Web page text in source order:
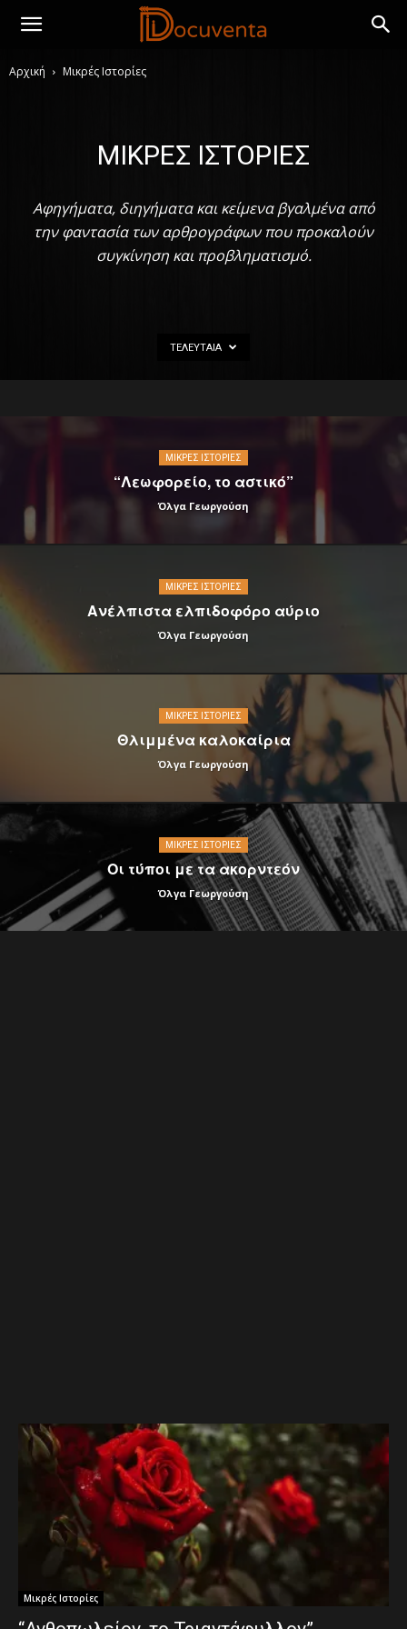
Αρχική Μικρές Ιστορίες
ΜΙΚΡΈΣ ΙΣΤΟΡΊΕΣ
Αφηγήματα, διηγήματα και κείμενα βγαλμένα από
την φαντασία των αρθρογράφων που προκαλούν
συγκίνηση και προβληματισμό.
ΤΕΛΕΥΤΑΊΑ
ΜΙΚΡΈΣ ΙΣΤΟΡΊΕΣ
“Λεωφορείο, το αστικό”
Όλγα Γεωργούση
ΜΙΚΡΈΣ ΙΣΤΟΡΊΕΣ
Ανέλπιστα ελπιδοφόρο αύριο
Όλγα Γεωργούση
ΜΙΚΡΈΣ ΙΣΤΟΡΊΕΣ
Θλιμμένα καλοκαίρια
Όλγα Γεωργούση
ΜΙΚΡΈΣ ΙΣΤΟΡΊΕΣ
Οι τύποι με τα ακορντεόν
Όλγα Γεωργούση
Μικρές Ιστορίες